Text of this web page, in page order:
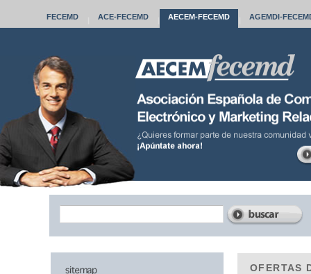
FECEMD ACE-FECEMD AECEM-FECEMD AGEMDI-
OFERTAS